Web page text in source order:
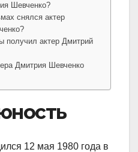
Шевченко?
снялся актер
получил актер Дмитрий
Дмитрия Шевченко
12 мая 1980 года в